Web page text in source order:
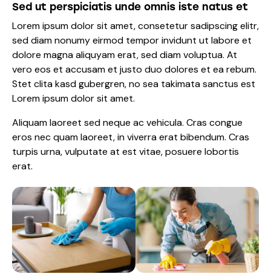
Sed ut perspiciatis unde omnis iste natus et
Lorem ipsum dolor sit amet, consetetur sadipscing elitr,
sed diam nonumy eirmod tempor invidunt ut labore et
dolore magna aliquyam erat, sed diam voluptua. At
vero eos et accusam et justo duo dolores et ea rebum.
Stet clita kasd gubergren, no sea takimata sanctus est
Lorem ipsum dolor sit amet.
Aliquam laoreet sed neque ac vehicula. Cras congue
eros nec quam laoreet, in viverra erat bibendum. Cras
turpis urna, vulputate at est vitae, posuere lobortis
erat.